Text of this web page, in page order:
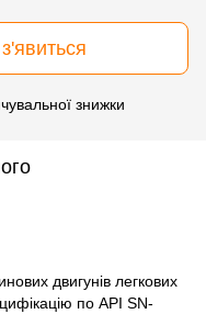
знижки
двигунів легкових
по API SN-